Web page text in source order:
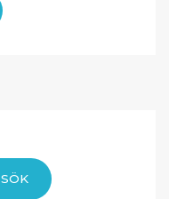
SÖK